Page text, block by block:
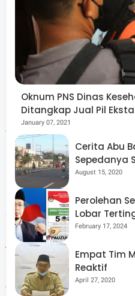
Ia mengajak seluruh ASN
mendukung penuh dan
FORNAS. "Kami berharap
aktif menyukseskan
olahraga, tapi juga
mempromosikan daerah,"
Sekda juga menekankan
sinergi antar perangkat
tamu dengan ramah dan
sekitar 15 ribu peserta akan
Jadilah tuan rumah yang
Oknum PNS Dinas
Ditangkap Jual Pil
January 07, 2021
Cerita Abu
Sepedanya
August 15, 2020
Perolehan
Lobar
Berpeluang
February 17, 2024
Empat Tim
Reaktif
April 27, 2020